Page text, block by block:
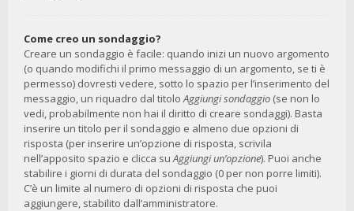
Come creo un sondaggio?
Creare un sondaggio è facile: quando inizi un nuovo argomento
(o quando modifichi il primo messaggio di un argomento, se ti è
permesso) dovresti vedere, sotto lo spazio per l’inserimento del
messaggio, un riquadro dal titoloAggiungi sondaggio (se non lo
vedi, probabilmente non hai il diritto di creare sondaggi). Basta
inserire un titolo per il sondaggio e almeno due opzioni di
risposta (per inserire un’opzione di risposta, scrivila
nell’apposito spazio e clicca suAggiungi un’opzione). Puoi anche
stabilire i giorni di durata del sondaggio (0 per non porre limiti).
C’è un limite al numero di opzioni di risposta che puoi
aggiungere, stabilito dall’amministratore.